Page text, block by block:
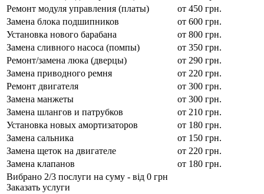
Вибрано2/3 послуги на суму - від
Заказать услуги
Замена блока подшипников
от 600 грн.
Установка нового барабана
от 800 грн.
Замена сливного насоса (помпы)
от 350 грн.
Ремонт/замена люка (дверцы)
от 290 грн.
Замена приводного ремня
от 220 грн.
Ремонт двигателя
от 300 грн.
Замена манжеты
от 300 грн.
Замена шлангов и патрубков
от 210 грн.
Установка новых амортизаторов
от 180 грн.
Замена сальника
от 150 грн.
Замена щеток на двигателе
от 220 грн.
Замена клапанов
от 180 грн.